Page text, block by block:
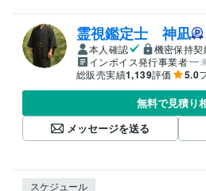
霊視鑑定士 神凪
本人確認 機密保持
インボイス発行事業者
総販売実績1,139評価 5.0
無料で見積り
メッセージを送る
スケジュール